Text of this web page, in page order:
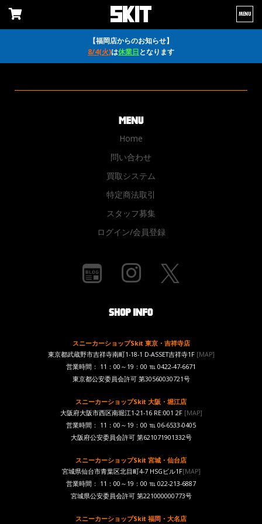
【福岡店からのお知らせ】
8/4(火)は休業日となります
MENU
Home
問い合わせ
買取システム
特定商法取引
スタッフ募集
ログイン/会員登録
スニーカーショップSkit 東京・吉祥寺店
東京都武蔵野市吉祥寺南町1-18-1 D-ASSET吉祥寺1F [MAP]
営業時間： 11：00～19：00 ℡ 0422-47-6671
東京都公安委員会許可 第30560030721号
スニーカーショップSkit 大阪・堀江店
大阪府大阪市西区南堀江1-21-16 RE:001 2F[MAP]
営業時間： 11：00～19：00 ℡ 06-6533-0405
大阪府公安委員会許可 第621071901332号
スニーカーショップSkit 宮城・仙台店
宮城県仙台市青葉区北目町4-7 HSGビル1F[MAP]
営業時間： 11：00～19：00 ℡ 022-213-6887
宮城県公安委員会許可 第221000000773号
スニーカーショップSkit 福岡・大名店